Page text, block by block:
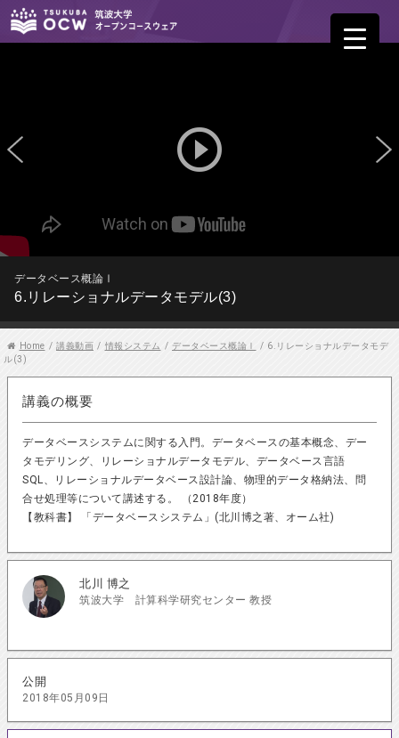
play_circle_outline
データベース概論Ⅰ
6.リレーショナルデータモデル(3)
Home / 講義動画 / 情報システム / データベース概論Ⅰ / 6.リレーショナルデータモデ
ル(3)
講義の概要
データベースシステムに関する入門。データベースの基本概念、デー
タモデリング、リレーショナルデータモデル、データベース言語
SQL、リレーショナルデータベース設計論、物理的データ格納法、問
合せ処理等について講述する。 （2018年度）
【教科書】 「データベースシステム」(北川博之著、オーム社)
北川 博之
筑波大学 計算科学研究センター 教授
公開
2018年05月09日